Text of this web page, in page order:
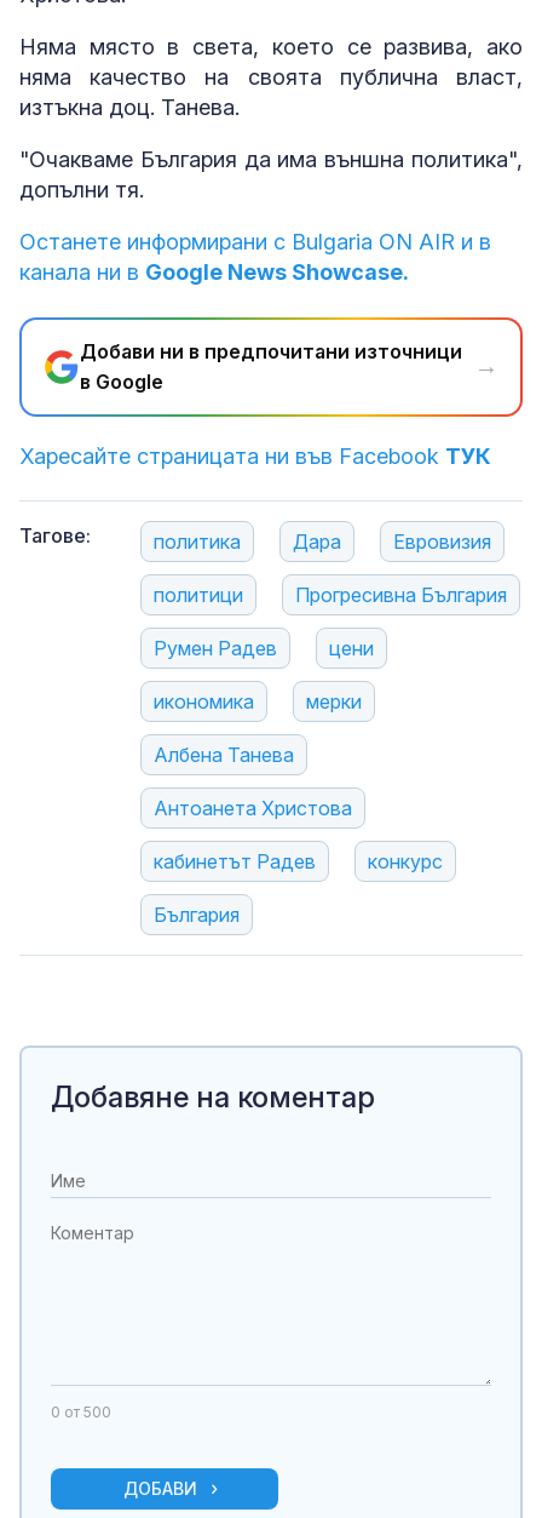
Няма място в света, което се развива, ако
няма качество на своята публична власт,
изтъкна доц. Танева.
"Очакваме България да има външна политика",
допълни тя.
Останете информирани с Bulgaria ON AIR и в
канала ни в Google News Showcase.
Добави ни в предпочитани източници
в Google
→
Харесайте страницата ни във Facebook ТУК
Тагове: политика Дара Евровизия
политици Прогресивна България
Румен Радев цени
икономика мерки
Албена Танева
Антоанета Христова
кабинетът Радев конкурс
България
Добавяне на коментар
0 от 500
ДОБАВИ